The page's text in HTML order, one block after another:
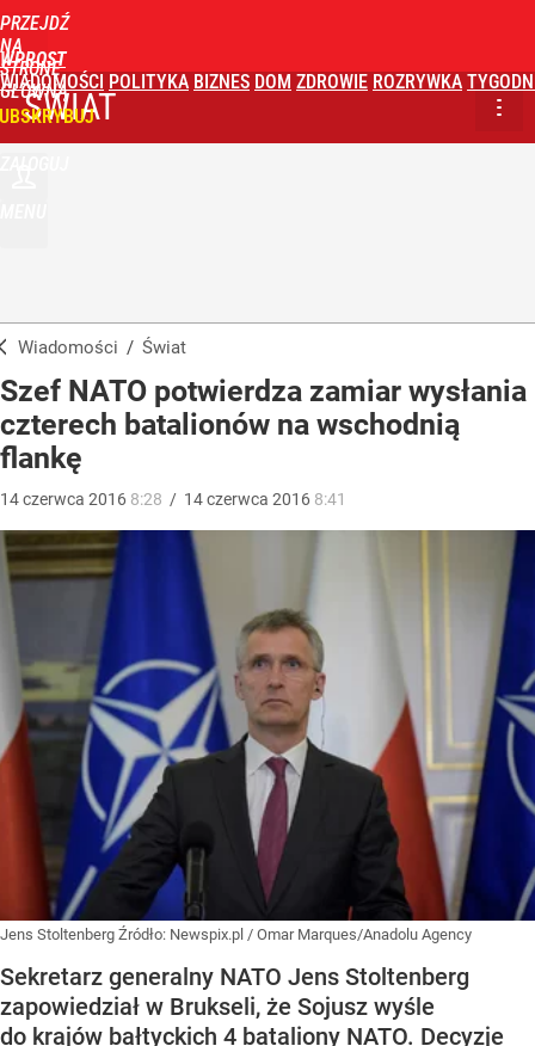
PRZEJDŹ
NA
STRONĘ
GŁÓWNĄ
WPROST
WIADOMOŚCI POLITYKA BIZNES DOM ZDROWIE ROZRYWKA
ŚWIAT
Wiadomości / Świat
Szef NATO potwierdza zamiar wysłania
czterech batalionów na wschodnią
flankę
14czerwca 2016 8:28 / 14czerwca 2016 8:41
Jens Stoltenberg Źródło: Newspix.pl / Omar Marques/Anadolu Agency
Sekretarz generalny NATO Jens Stoltenberg
zapowiedział w Brukseli, że Sojusz wyśle
do krajów bałtyckich 4 bataliony NATO. Decyzje